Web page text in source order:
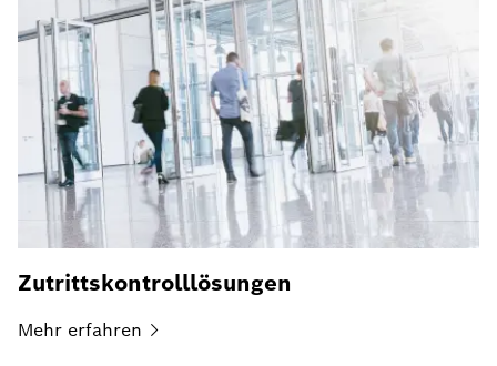
Zutrittskontrolllösungen
Mehr erfahren